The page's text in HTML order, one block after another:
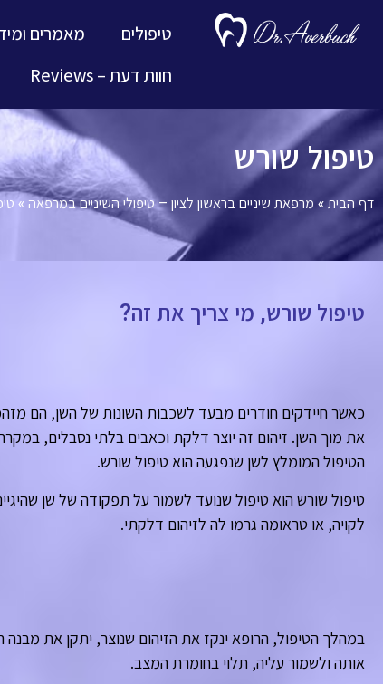
טיפולים מאמרים
חוות דעת – Reviews
טיפול שורש
דף הבית» מרפאת שיניים בראשון לציון – טיפולי השיניים במרפאה»
טיפול שורש, מי צריך את זה?
כאשר חיידקים חודרים מבעד לשכבות השונות של השן, הם
את מוך השן. זיהום זה יוצר דלקת וכאבים בלתי נסבלים,
הטיפול המומלץ לשן שנפגעה הוא טיפול שורש.
טיפול שורש הוא טיפול שנועד לשמור על תפקודה של שן
לקויה, או טראומה גרמו לה לזיהום דלקתי.
במהלך הטיפול, הרופא ינקז את הזיהום שנוצר, יתקן את
אותה ולשמור עליה, תלוי בחומרת המצב.